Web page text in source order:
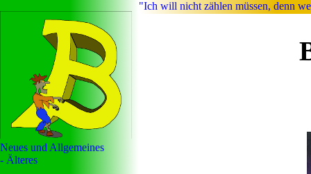
Neues und Allgemeines
- Älteres
"Ich will nicht zählen müssen, denn